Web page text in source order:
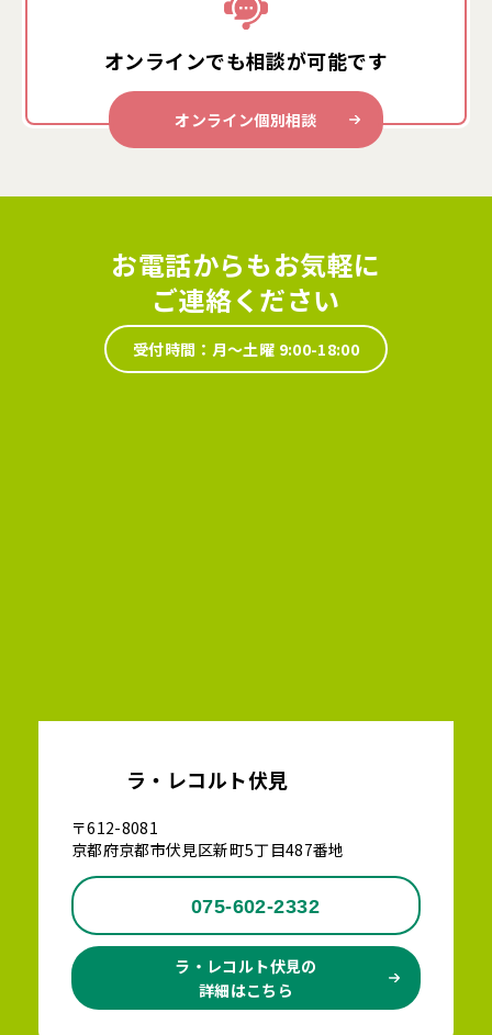
オンラインでも相談が可能です
オンライン個別相談
お電話からもお気軽に
ご連絡ください
受付時間：月～土曜 9:00-18:00
ラ・レコルト伏見
〒612-8081
京都府京都市伏見区新町5丁目487番地
075-602-2332
ラ・レコルト伏見の
詳細はこちら